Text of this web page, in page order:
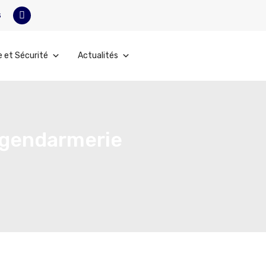
et Sécurité Actualités